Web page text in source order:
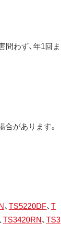
問わず、年1回ま
があります。
、 TS5220DF、 T
TS3420RN、 TS3